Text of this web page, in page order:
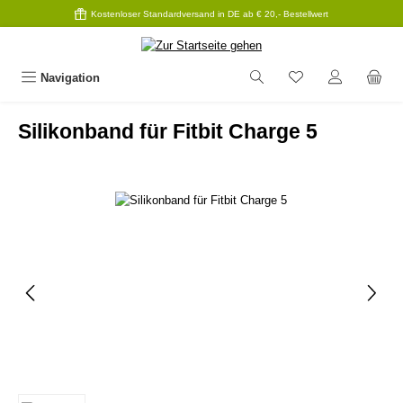
Zum Hauptinhalt springenKostenloser Standardversand in DE ab € 20,- Bestellwert
Navigation
Silikonband für Fitbit Charge 5
Bildergalerie überspringen